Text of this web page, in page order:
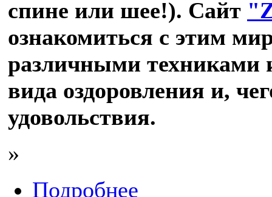
спине или шее!). Сайт
ознакомиться с этим
различными техниками
вида оздоровления и,
удовольствия.
»
Подробнее